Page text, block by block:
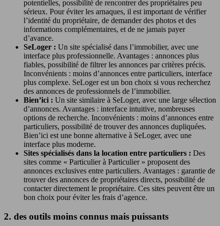
potentielles, possibilité de rencontrer des propriétaires peu
sérieux. Pour éviter les arnaques, il est important de vérifier
l’identité du propriétaire, de demander des photos et des
informations complémentaires, et de ne jamais payer
d’avance.
SeLoger : Un site spécialisé dans l’immobilier, avec une
interface plus professionnelle. Avantages : annonces plus
fiables, possibilité de filtrer les annonces par critères précis.
Inconvénients : moins d’annonces entre particuliers, interface
plus complexe. SeLoger est un bon choix si vous recherchez
des annonces de professionnels de l’immobilier.
Bien’ici : Un site similaire à SeLoger, avec une large sélection
d’annonces. Avantages : interface intuitive, nombreuses
options de recherche. Inconvénients : moins d’annonces entre
particuliers, possibilité de trouver des annonces dupliquées.
Bien’ici est une bonne alternative à SeLoger, avec une
interface plus moderne.
Sites spécialisés dans la location entre particuliers : Des
sites comme « Particulier à Particulier » proposent des
annonces exclusives entre particuliers. Avantages : garantie de
trouver des annonces de propriétaires directs, possibilité de
contacter directement le propriétaire. Ces sites peuvent être un
bon choix pour éviter les frais d’agence.
2. des outils moins connus mais puissants